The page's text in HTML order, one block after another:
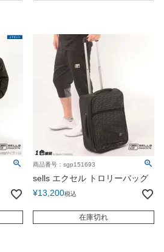
商品番号：sgp151693
sells エクセル トロリーバッグ
¥13,200税込
在庫切れ